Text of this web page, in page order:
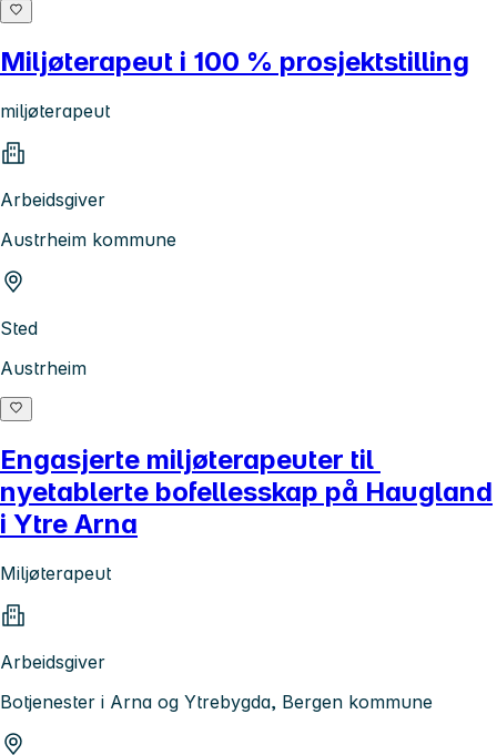
Miljøterapeut i 100 % prosjektstilling
miljøterapeut
Arbeidsgiver
Austrheim kommune
Sted
Austrheim
Engasjerte miljøterapeuter til
nyetablerte bofellesskap på Haugland
i Ytre Arna
Miljøterapeut
Arbeidsgiver
Botjenester i Arna og Ytrebygda, Bergen kommune